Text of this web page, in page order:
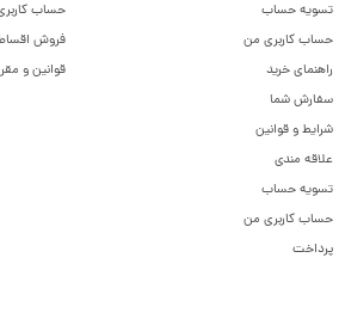
تسویه حساب
حساب کاربری من
راهنمای خرید
سفارش شما
شرایط و قوانین
علاقه مندی
تسویه حساب
حساب کاربری من
پرداخت
حساب
فروش
قوانین و